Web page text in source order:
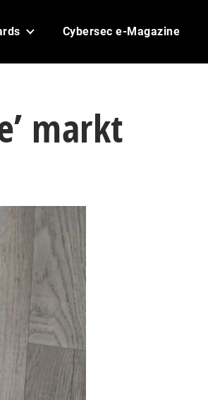
Cybersec e-Magazine
markt